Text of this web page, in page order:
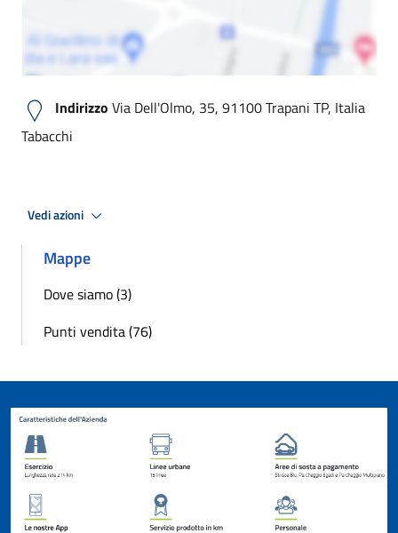
Indirizzo Via Dell'Olmo, 35, 91100 Trapani TP, Italia
Tabacchi
Vedi azioni
Mappe
Dove siamo (3)
Punti vendita (76)